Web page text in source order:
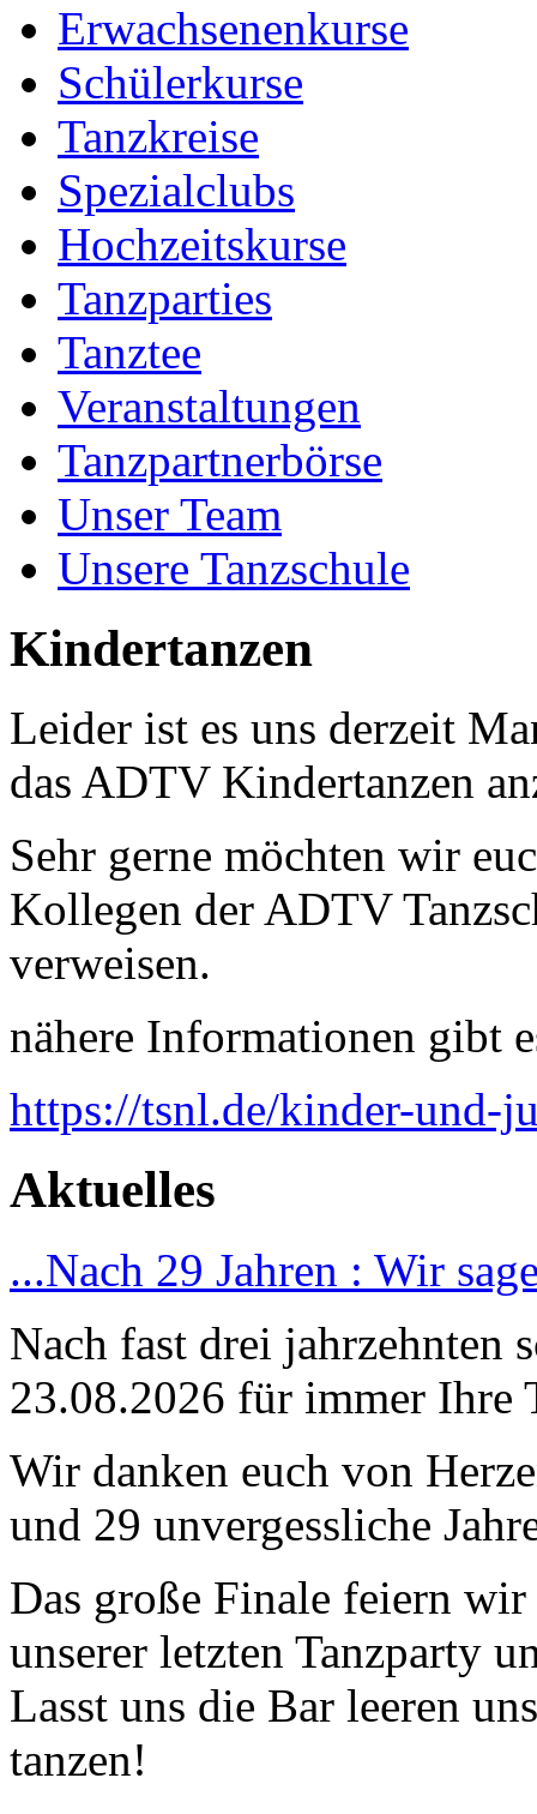
Erwachsenenkurse
Schülerkurse
Tanzkreise
Spezialclubs
Hochzeitskurse
Tanzparties
Tanztee
Veranstaltungen
Tanzpartnerbörse
Unser Team
Unsere Tanzschule
Kindertanzen
Leider ist es uns derzeit
das ADTV Kindertanzen
Sehr gerne möchten wir
Kollegen der ADTV
verweisen.
nähere Informationen gibt
https://tsnl.de/kinder-und-
Aktuelles
...Nach 29 Jahren : Wir
Nach fast drei jahrzehnten
23.08.2026 für immer Ihre
Wir danken euch von
und 29 unvergessliche
Das große Finale feiern
unserer letzten Tanzparty
Lasst uns die Bar leeren
tanzen!